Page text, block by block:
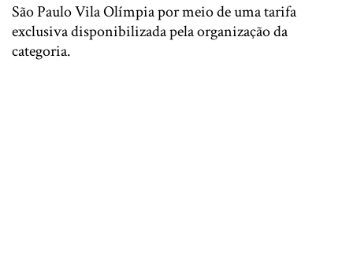
São Paulo Vila Olímpia por meio de uma tarifa
exclusiva disponibilizada pela organização da
categoria.